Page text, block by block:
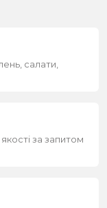
салати,
за запитом